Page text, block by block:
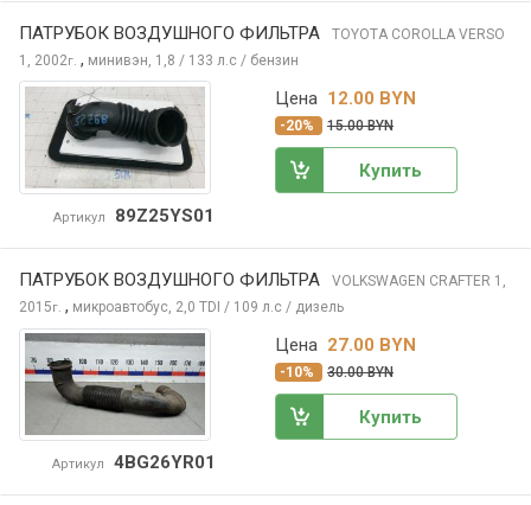
ПАТРУБОК ВОЗДУШНОГО ФИЛЬТРА
TOYOTA COROLLA VERSO
1, 2002г. , минивэн, 1,8 / 133 л.с / бензин
Артикул 89Z25YS01
Цена 12.00 BYN
-20% 15.00 BYN
Купить
ПАТРУБОК ВОЗДУШНОГО ФИЛЬТРА VOLKSWAGEN CRAFTER 1,
2015г. , микроавтобус, 2,0 TDI / 109 л.с / дизель
Артикул 4BG26YR01
Цена 27.00 BYN
-10% 30.00 BYN
Купить